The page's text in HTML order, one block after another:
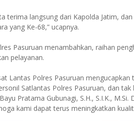
terima langsung dari Kapolda Jatim,
yang Ke-68,” ucapnya.
Pasuruan menambahkan, raihan
pelayanan.
Lantas Polres Pasuruan
Satlantas Polres Pasuruan, dan
Pratama Gubunagi, S.H., S.I.K.,
kami dapat terus meningkatkan